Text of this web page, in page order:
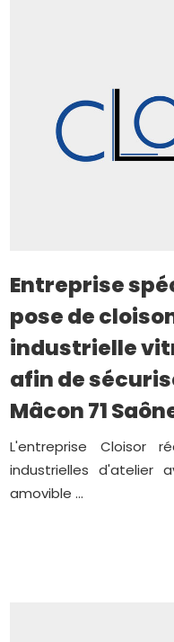
Entreprise
pose de
industrielle
afin de
Mâcon 71
L'entreprise Cloisor
industrielles d'atelier
amovible ...